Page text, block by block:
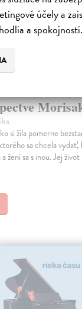
účely a
a spokojnosti.
si žila pomerne
sa chcela
žení sa s inou. Jej